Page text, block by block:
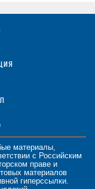
материалы,
с Российским
праве и
материалов
гиперссылки.